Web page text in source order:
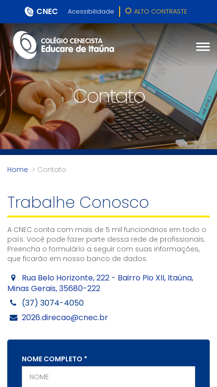
CNEC Acessibilidade ALTO CONTRASTE
Contato
Home Contato
Trabalhe Conosco
A CNEC conta com mais de 5 mil funcionários em todo o
país. Você pode fazer parte dessa rede de profissionais.
Preencha o formulário a seguir com suas informações,
que ficarão em nosso banco de dados.
Rua Belo Horizonte, 222 - Bairro Pio XII, Itaúna,
Minas Gerais, 35680-222
(37) 3074-4050
2026.direcao@cnec.br
NOME COMPLETO *